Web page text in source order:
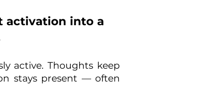
activation into a
active. Thoughts keep
stays present — often